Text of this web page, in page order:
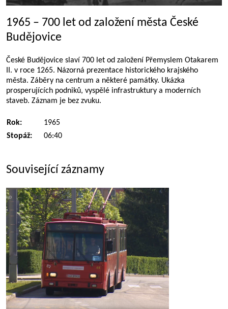
1965 – 700 let od založení města České
Budějovice
České Budějovice slaví 700 let od založení Přemyslem Otakarem
II. v roce 1265. Názorná prezentace historického krajského
města. Záběry na centrum a některé památky. Ukázka
prosperujících podniků, vyspělé infrastruktury a moderních
staveb. Záznam je bez zvuku.
Rok:
1965
Stopáž:
06:40
Související záznamy